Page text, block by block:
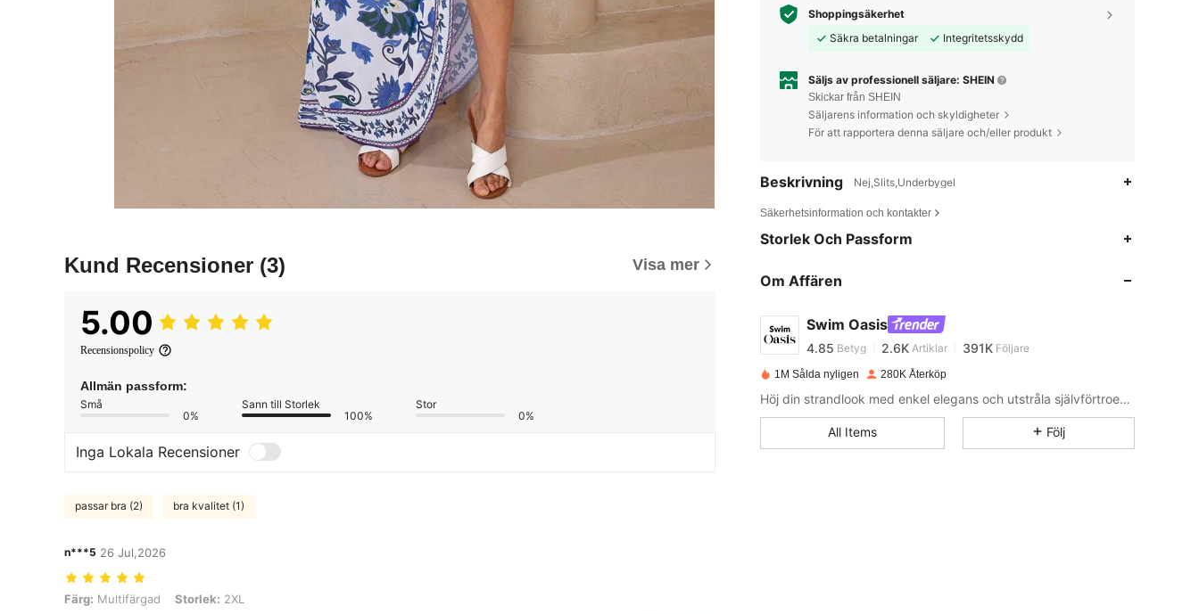
Kund Recensioner (3) Visa mer
5.00
Recensionspolicy
Allmän passform:
Små
0%
Sann till Storlek
100%
Stor
0%
Inga Lokala Recensioner
passar bra (2) bra kvalitet (1)
n***5 26 Jul,2026
Färg: Multifärgad, Storlek: 2XL
Färg: Multifärgad Storlek: 2XL
Shoppingsäkerhet
Säkra betalningar
Integritetsskydd
Säljs av professionell säljare: SHEIN
Skickar från SHEIN
Säljarens information och skyldigheter
För att rapportera denna säljare och/eller produkt
Beskrivning Nej,Slits,Underbygel
Säkerhetsinformation och kontakter
Storlek Och Passform
Om Affären
Swim Oasis
4.85 2.6K
4.85
4.85 Betyg 2.6K Artiklar 391K Följare
d***5 betalade1 dag sedan
4.85 2.6K 391K
4.85 2.6K 391K
1M Sålda nyligen 280K Återköp
Höj din strandlook med enkel elegans och utstråla självförtroende från kust till kust.
All Items Följ